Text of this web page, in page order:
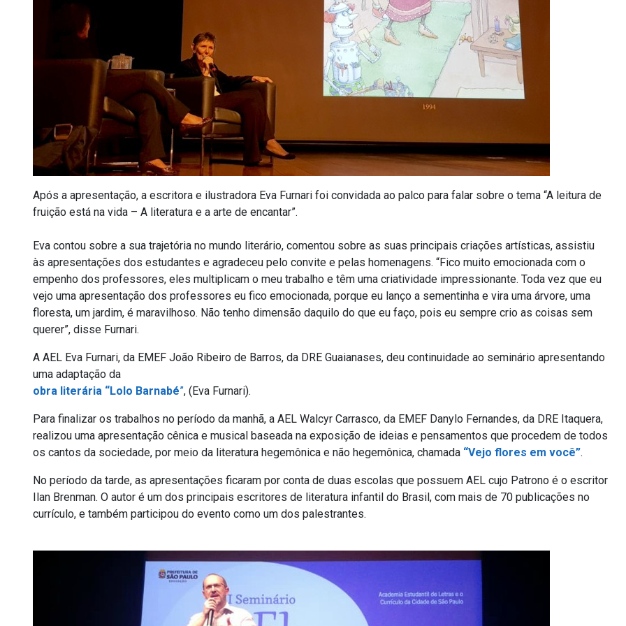
Após a apresentação, a escritora e ilustradora Eva Furnari foi convidada ao palco para falar sobre o tema “A leitura de
fruição está na vida – A literatura e a arte de encantar”.
Eva contou sobre a sua trajetória no mundo literário, comentou sobre as suas principais criações artísticas, assistiu
às apresentações dos estudantes e agradeceu pelo convite e pelas homenagens. “Fico muito emocionada com o
empenho dos professores, eles multiplicam o meu trabalho e têm uma criatividade impressionante. Toda vez que eu
vejo uma apresentação dos professores eu fico emocionada, porque eu lanço a sementinha e vira uma árvore, uma
floresta, um jardim, é maravilhoso. Não tenho dimensão daquilo do que eu faço, pois eu sempre crio as coisas sem
querer”, disse Furnari.
A AEL Eva Furnari, da EMEF João Ribeiro de Barros, da DRE Guaianases, deu continuidade ao seminário apresentando
uma adaptação da
obra literária “Lolo Barnabé”, (Eva Furnari).
Para finalizar os trabalhos no período da manhã, a AEL Walcyr Carrasco, da EMEF Danylo Fernandes, da DRE Itaquera,
realizou uma apresentação cênica e musical baseada na exposição de ideias e pensamentos que procedem de todos
os cantos da sociedade, por meio da literatura hegemônica e não hegemônica, chamada “Vejo flores em você”.
No período da tarde, as apresentações ficaram por conta de duas escolas que possuem AEL cujo Patrono é o escritor
Ilan Brenman. O autor é um dos principais escritores de literatura infantil do Brasil, com mais de 70 publicações no
currículo, e também participou do evento como um dos palestrantes.